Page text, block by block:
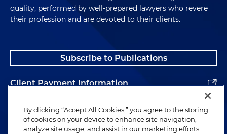
quality, performed by well-prepared lawyers who revere
their profession and are devoted to their clients.
Subscribe to Publications
Client Payment Information
Alumni
By clicking “Accept All Cookies,” you agree to the storing
of cookies on your device to enhance site navigation,
analyze site usage, and assist in our marketing efforts.